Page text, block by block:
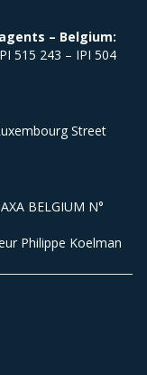
– Belgium:
515 243 – IPI 504
Street
AXA BELGIUM N°
Philippe Koelman